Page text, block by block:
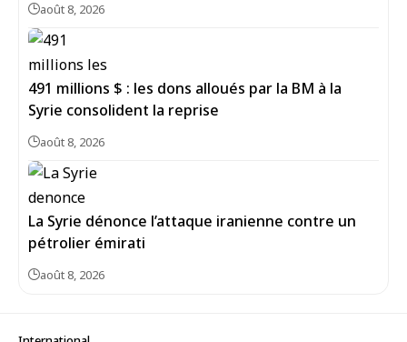
août 8, 2026
491 millions $ : les dons alloués par la BM à la
Syrie consolident la reprise
août 8, 2026
La Syrie dénonce l’attaque iranienne contre un
pétrolier émirati
août 8, 2026